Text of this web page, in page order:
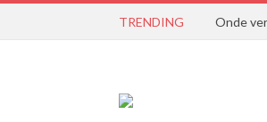
TRENDING Onde